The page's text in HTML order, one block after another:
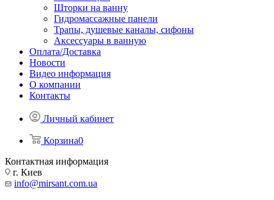
Шторки на ванну
Гидромассажные панели
Трапы, душевые каналы, сифоны
Аксессуары в ванную
Оплата/Доставка
Новости
Видео информация
О компании
Контакты
Личный кабинет
Корзина0
Контактная информация
г. Киев
info@mirsant.com.ua